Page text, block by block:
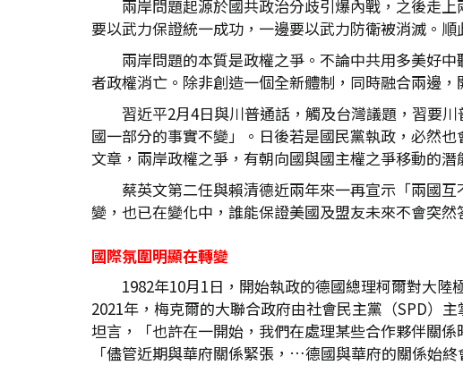
兩岸問題起源於國共政治分歧引爆內戰，之後走
要以武力保證統一成功，一邊要以武力防衛被消滅。
兩岸問題的本質是政權之爭。不論中共用多美好
者政權消亡。除非創造一個全新體制，同時融合兩邊
習近平2月4日與川普通話，觸及台灣議題，習要
國一部分的事實不變」。日後若是國民黨執政，必然
文章，兩岸政權之爭，有朝向國與國主權之爭移動的潛
蔡英文第二任與賴清德近兩年來一再宣示「兩國
變，也已在變化中，誰能保證美國及盟友未來不會突然
國際氛圍明顯在轉變
1982年10月1日，開始執政的德國總理柯爾對大
2021年，梅克爾的大聯合政府由社會民主黨（SPD）
坦言，「也許在一開始，我們在處理某些合作夥伴關
「儘管近期與華府關係緊張，…德國與華府的關係始終